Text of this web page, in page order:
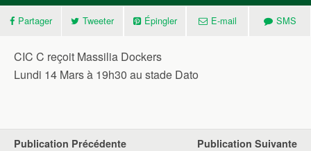
Partager Tweeter Épingler E-mail SMS
CIC C reçoit Massilia Dockers
Lundi 14 Mars à 19h30 au stade Dato
Publication Précédente Publication Suivante